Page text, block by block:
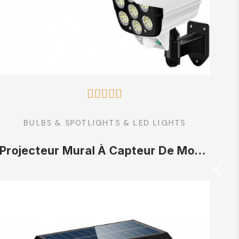
    
BULBS & SPOTLIGHTS & LED LIGHTS
Projecteur Mural À Capteur De Mouvement Solaire for Jardin Extérieur, sans Fil, Étanche IP65, Lampe De Sécurité, Télécommande